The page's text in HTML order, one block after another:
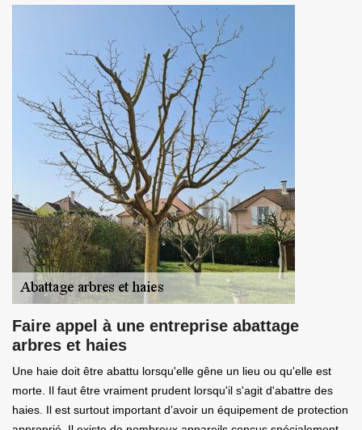
Faire appel à une entreprise abattage
arbres et haies
Une haie doit être abattu lorsqu'elle gêne un lieu ou qu'elle est
morte. Il faut être vraiment prudent lorsqu'il s'agit d'abattre des
haies. Il est surtout important d’avoir un équipement de protection